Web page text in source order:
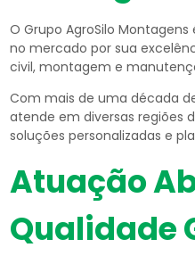
O Grupo AgroSilo
no mercado por sua
civil, montagem e
Com mais de uma década
atende em diversas regiões
soluções personalizadas e
Atuação
Qualidade